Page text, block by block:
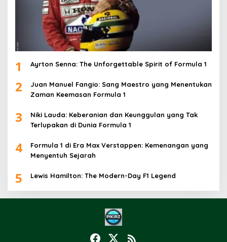
1 Ayrton Senna: The Unforgettable Spirit of Formula 1
2
Juan Manuel Fangio: Sang Maestro yang Menentukan
Zaman Keemasan Formula 1
3
Niki Lauda: Keberanian dan Keunggulan yang Tak
Terlupakan di Dunia Formula 1
4
Formula 1 di Era Max Verstappen: Kemenangan yang
Menyentuh Sejarah
5 Lewis Hamilton: The Modern-Day F1 Legend